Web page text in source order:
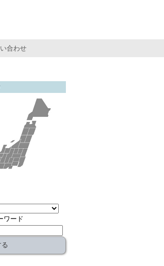
合わせ
ワード